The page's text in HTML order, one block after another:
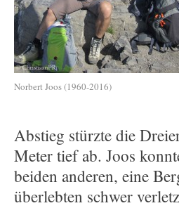
Norbert Joos (1960-2016)
Abstieg stürzte die
Meter tief ab. Joos
beiden anderen, eine
überlebten schwer